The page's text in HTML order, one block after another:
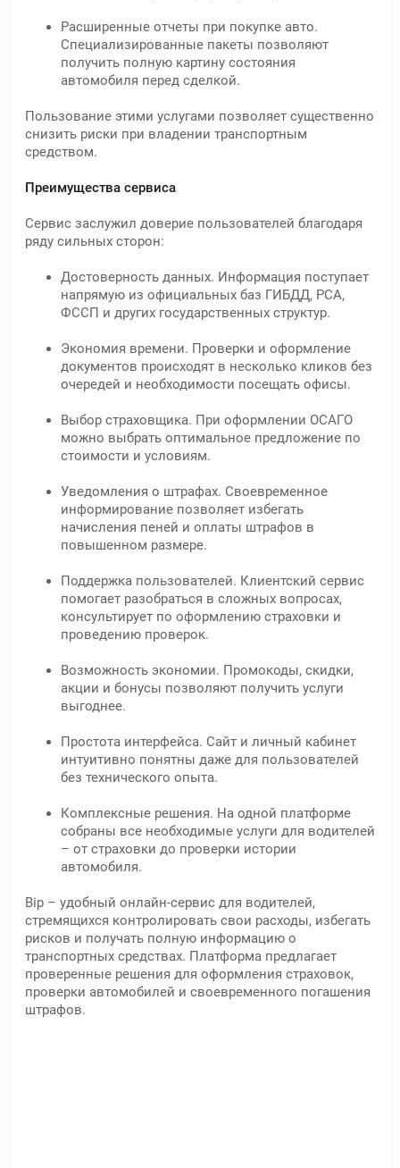
Расширенные отчеты при покупке авто.
Специализированные пакеты позволяют
получить полную картину состояния
автомобиля перед сделкой.
Пользование этими услугами позволяет существенно
снизить риски при владении транспортным
средством.
Преимущества сервиса
Сервис заслужил доверие пользователей благодаря
ряду сильных сторон:
Достоверность данных. Информация поступает
напрямую из официальных баз ГИБДД, РСА,
ФССП и других государственных структур.
Экономия времени. Проверки и оформление
документов происходят в несколько кликов без
очередей и необходимости посещать офисы.
Выбор страховщика. При оформлении ОСАГО
можно выбрать оптимальное предложение по
стоимости и условиям.
Уведомления о штрафах. Своевременное
информирование позволяет избегать
начисления пеней и оплаты штрафов в
повышенном размере.
Поддержка пользователей. Клиентский сервис
помогает разобраться в сложных вопросах,
консультирует по оформлению страховки и
проведению проверок.
Возможность экономии. Промокоды, скидки,
акции и бонусы позволяют получить услуги
выгоднее.
Простота интерфейса. Сайт и личный кабинет
интуитивно понятны даже для пользователей
без технического опыта.
Комплексные решения. На одной платформе
собраны все необходимые услуги для водителей
– от страховки до проверки истории
автомобиля.
Bip – удобный онлайн-сервис для водителей,
стремящихся контролировать свои расходы, избегать
рисков и получать полную информацию о
транспортных средствах. Платформа предлагает
проверенные решения для оформления страховок,
проверки автомобилей и своевременного погашения
штрафов.